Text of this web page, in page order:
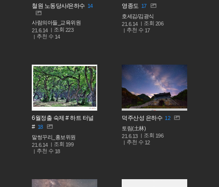
철원 노동당사/은하수 14
사람의아들_교육위원
21.6.14
조회 223
추천 수 14
영종도
17
호세김/김광식
21.6.14
조회 206
추천 수 17
6월정출 숙제 # 하트 터널
# 18
말썽꾸리_홍보위원
21.6.14
조회 199
추천 수 18
덕주산성 은하수 12
토림(土林)
21.6.13
조회 196
추천 수 12